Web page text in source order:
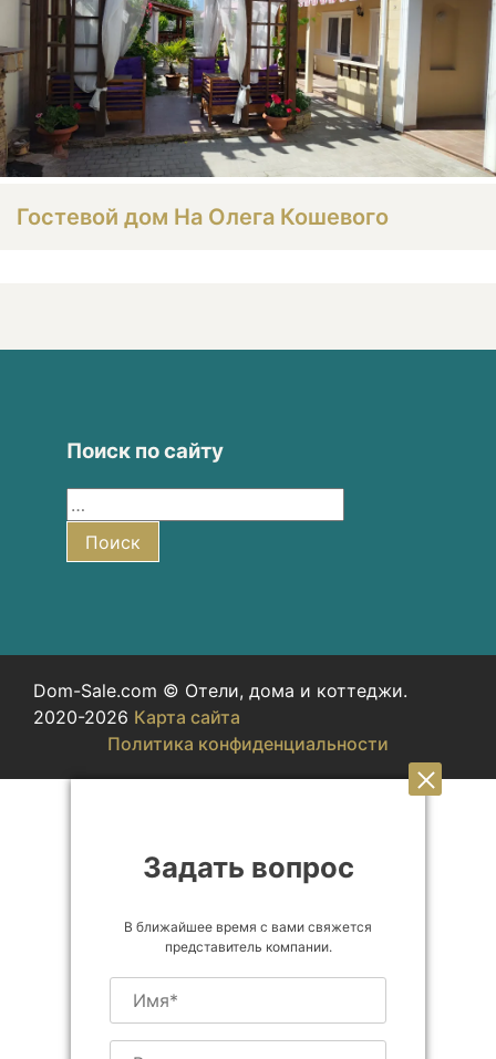
Гостевой дом На Олега Кошевого
Поиск по сайту
Поиск
Dom-Sale.com © Отели, дома и коттеджи.
2020-2026 Карта сайта
Политика конфиденциальности
Задать вопрос
В ближайшее время с вами свяжется
представитель компании.